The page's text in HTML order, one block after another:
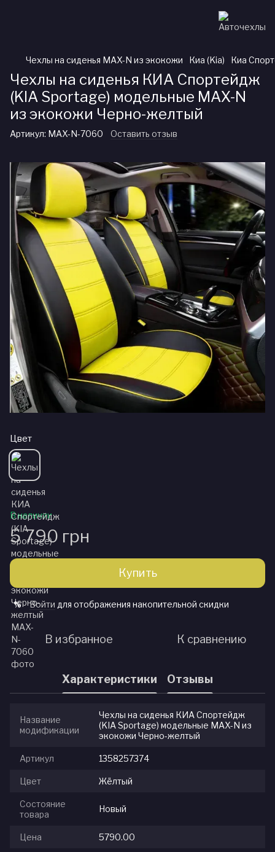
Чехлы на сиденья MAX-N из экокожи Киа (Kia) Киа
Чехлы на сиденья КИА Спортейдж
(KIA Sportage) модельные MAX-N
из экокожи Черно-желтый
Артикул: MAX-N-7060 Оставить отзыв
Цвет
В наличии
5 790 грн
Купить
% Войти для отображения накопительной скидки
В избранное К сравнению
Характеристики Отзывы
Название
модификации
Чехлы на сиденья КИА Спортейдж
(KIA Sportage) модельные MAX-N из
экокожи Черно-желтый
Артикул 1358257374
Цвет Жёлтый
Состояние
товара
Новый
Цена 5790.00